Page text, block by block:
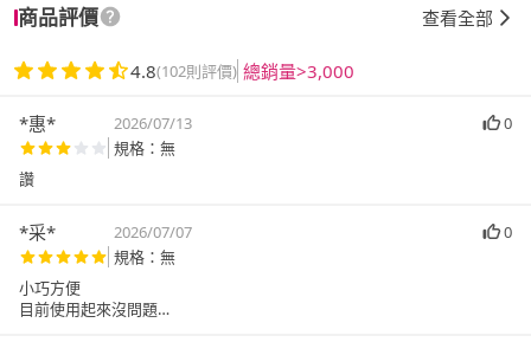
商品評價 查看全部
4.8(102則評價) 總銷量>3,000
*惠* 2026/07/13
0
規格：無
讚
*采* 2026/07/07
0
規格：無
小巧方便
目前使用起來沒問題